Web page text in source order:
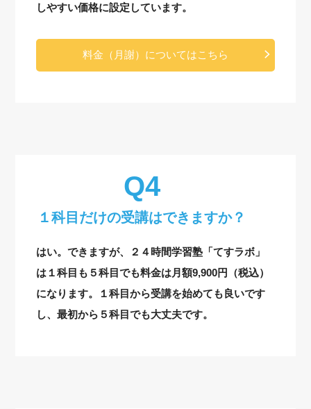
しやすい価格に設定しています。
料金（月謝）についてはこちら
１科目だけの受講はできますか？
はい。できますが、２４時間学習塾「てすラボ」
は１科目も５科目でも料金は月額9,900円（税込）
になります。１科目から受講を始めても良いです
し、最初から５科目でも大丈夫です。